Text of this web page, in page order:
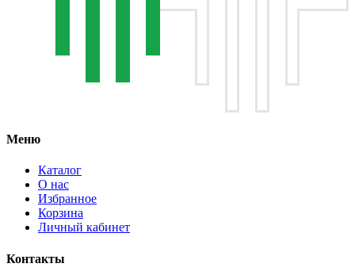
Меню
Каталог
О нас
Избранное
Корзина
Личный кабинет
Контакты